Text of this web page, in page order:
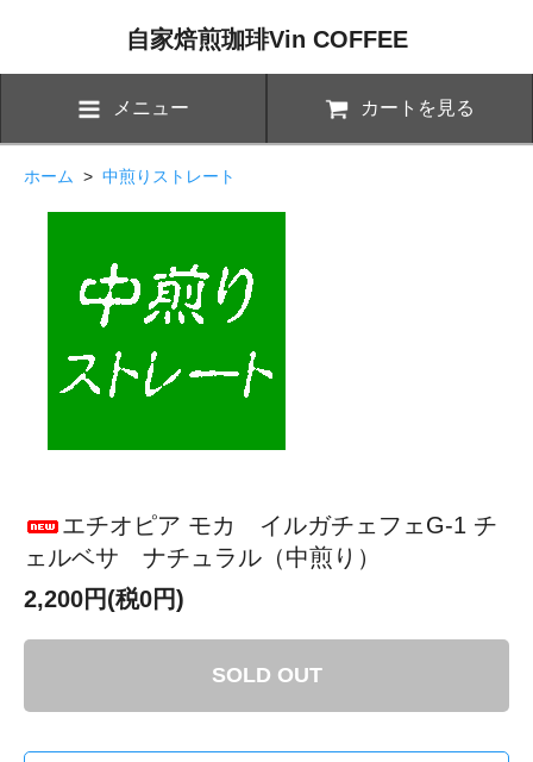
自家焙煎珈琲Vin COFFEE
メニュー カートを見る
ホーム > 中煎りストレート
エチオピア モカ イルガチェフェG-1 チ
ェルベサ ナチュラル（中煎り）
2,200円(税0円)
SOLD OUT